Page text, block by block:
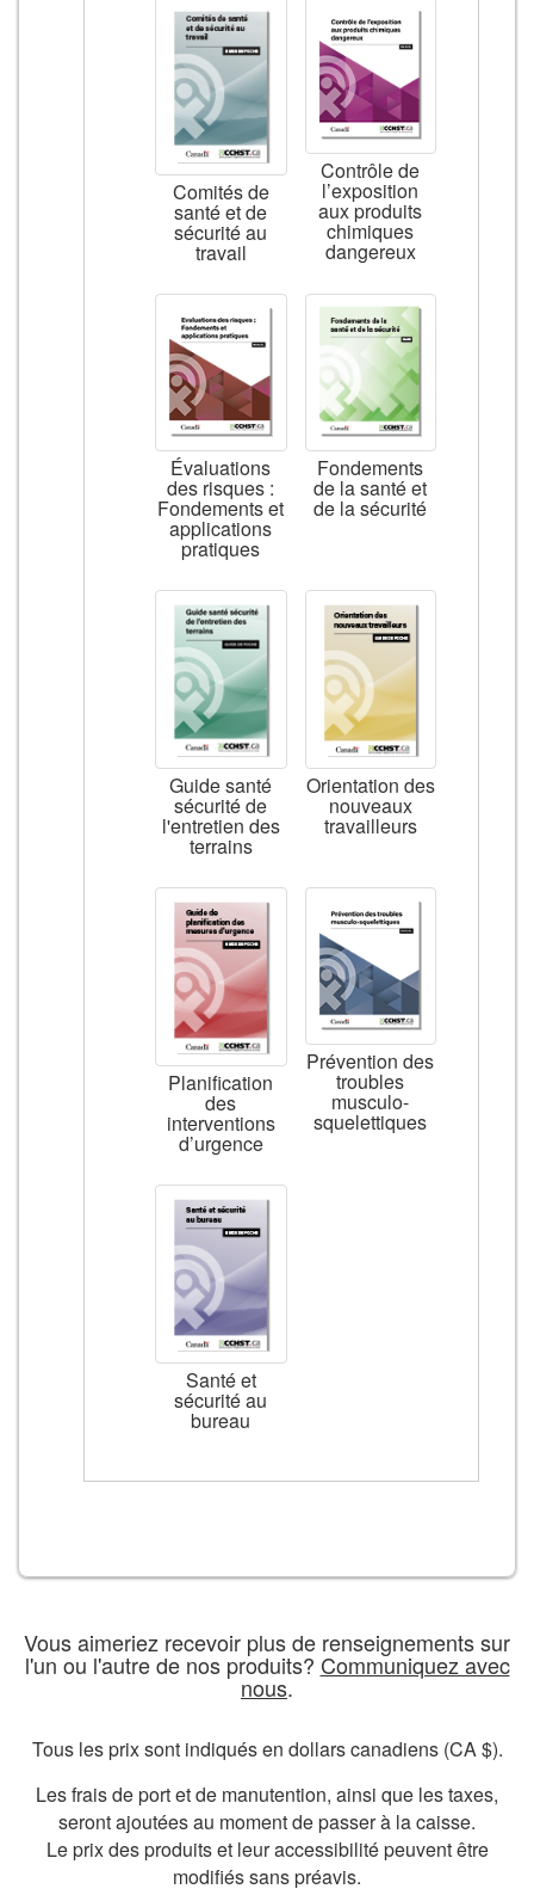
Comités de
santé et de
sécurité au
travail
Contrôle de
l’exposition
aux produits
chimiques
dangereux
Évaluations
des risques :
Fondements et
applications
pratiques
Fondements
de la santé et
de la sécurité
Guide santé
sécurité de
l'entretien des
terrains
Orientation des
nouveaux
travailleurs
Planification
des
interventions
d’urgence
Prévention des
troubles
musculo-
squelettiques
Santé et
sécurité au
bureau
Vous aimeriez recevoir plus de renseignements sur
l'un ou l'autre de nos produits? Communiquez avec
nous.
Tous les prix sont indiqués en dollars canadiens (CA $).
Les frais de port et de manutention, ainsi que les taxes,
seront ajoutées au moment de passer à la caisse.
Le prix des produits et leur accessibilité peuvent être
modifiés sans préavis.